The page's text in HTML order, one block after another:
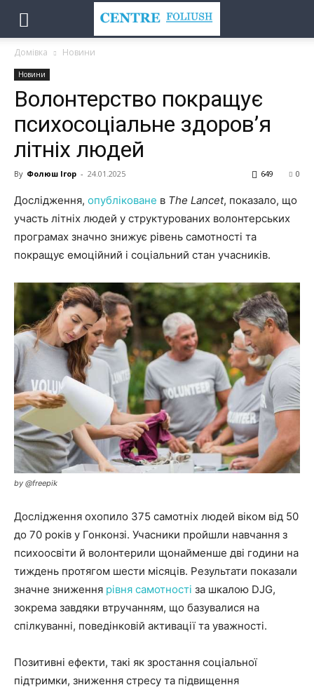
Домівка Новини
Новини
Волонтерство покращує
психосоціальне здоров’я
літніх людей
By Фолюш Ігор - 24.01.2025 0
649
Дослідження, опубліковане в The Lancet, показало, що
участь літніх людей у структурованих волонтерських
програмах значно знижує рівень самотності та
покращує емоційний і соціальний стан учасників.
by @freepik
Дослідження охопило 375 самотніх людей віком від 50
до 70 років у Гонконзі. Учасники пройшли навчання з
психоосвіти й волонтерили щонайменше дві години на
тиждень протягом шести місяців. Результати показали
значне зниження рівня самотності за шкалою DJG,
зокрема завдяки втручанням, що базувалися на
спілкуванні, поведінковій активації та уважності.
Позитивні ефекти, такі як зростання соціальної
підтримки, зниження стресу та підвищення